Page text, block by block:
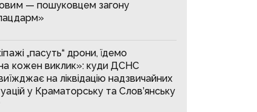
— пошуковцем загону
„пасуть“ дрони, їдемо
кожен виклик»: куди ДСНС
на ліквідацію надзвичайних
у Краматорську та Слов’янську